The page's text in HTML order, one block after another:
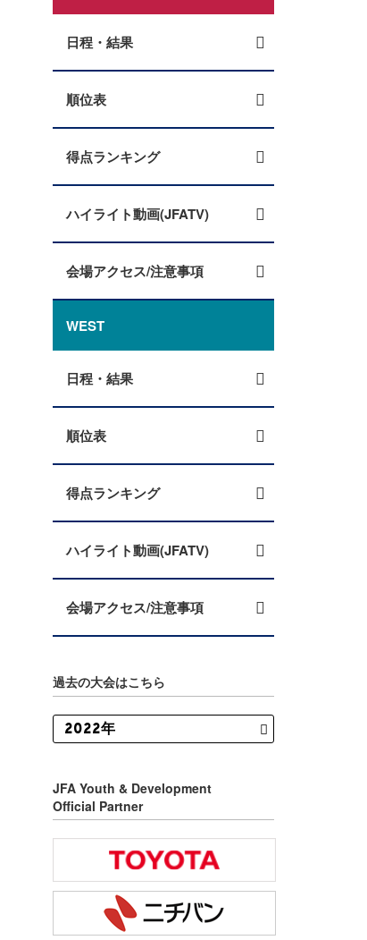
日程・結果
順位表
得点ランキング
ハイライト動画(JFATV)
会場アクセス/注意事項
WEST
日程・結果
順位表
得点ランキング
ハイライト動画(JFATV)
会場アクセス/注意事項
過去の大会はこちら
JFA Youth & Development
Official Partner